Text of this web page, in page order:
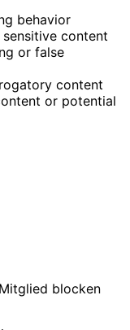
behavior
content
or false
content
or potential
blocken